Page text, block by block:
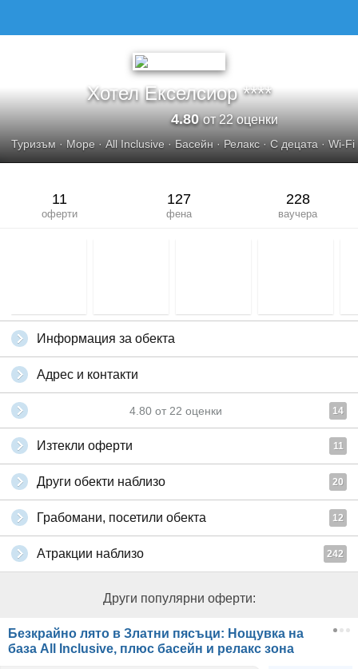
Хотел Екселсиор ****
4.80от 22 оценки
Туризъм · Море ·All Inclusive · Басейн · Релакс · С децата · Wi-Fi
11
оферти
127
фена
228
ваучера
Информация за обекта
Адрес и контакти
4.80 от 22 оценки 14
Изтекли оферти 11
Други обекти наблизо 20
Грабомани, посетили обекта 12
Атракции наблизо 242
Други популярни оферти:
Безкрайно лято в Златни пясъци: Нощувка на
база All Inclusive, плюс басейн и релакс зона